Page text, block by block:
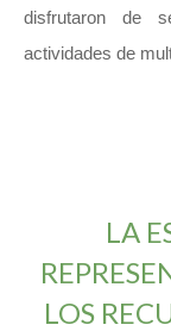
disfrutaron de
actividades de
LA
LOS